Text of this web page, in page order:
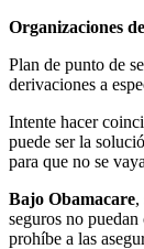
Organizaciones
Plan de punto de
derivaciones a
Intente hacer
puede ser la
para que no se
Bajo Obamacare,
seguros no
prohíbe a las